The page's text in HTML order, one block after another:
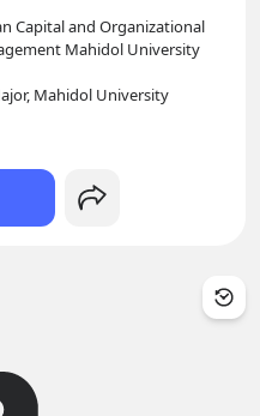
Capital and Organizational
Mahidol University